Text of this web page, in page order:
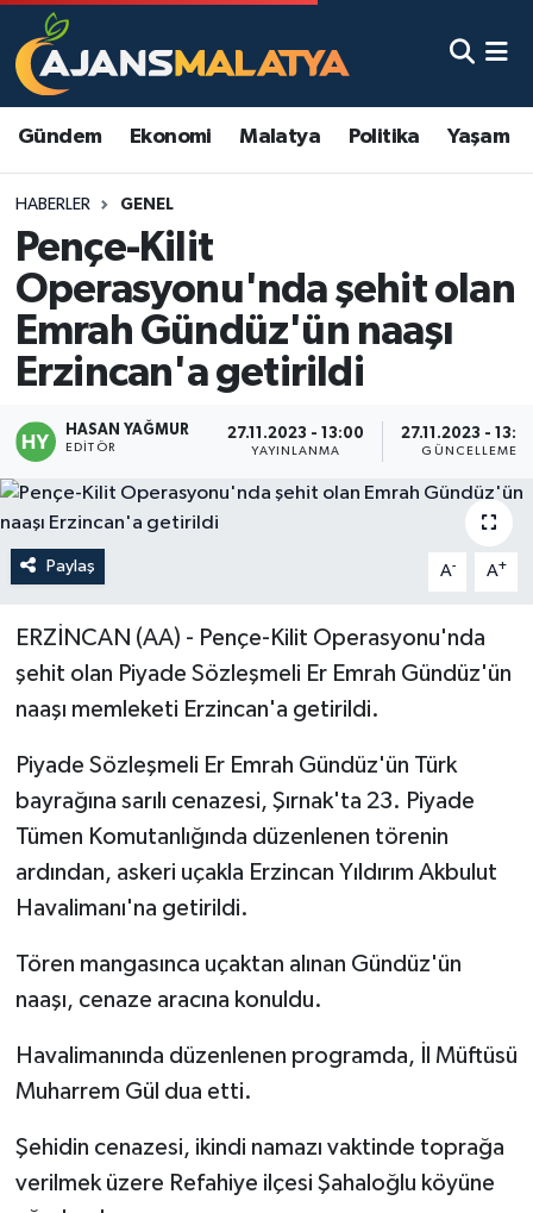
Gündem Ekonomi Malatya Politika Yaşam
HABERLER GENEL
Pençe-Kilit
Operasyonu'nda şehit olan
Emrah Gündüz'ün naaşı
Erzincan'a getirildi
HASAN YAĞMUR
EDITÖR
27.11.2023 - 13:00
YAYINLANMA
27.11.2023 -
GÜNCELLEME
Paylaş A- A+
ERZİNCAN (AA) - Pençe-Kilit Operasyonu'nda
şehit olan Piyade Sözleşmeli Er Emrah Gündüz'ün
naaşı memleketi Erzincan'a getirildi.
Piyade Sözleşmeli Er Emrah Gündüz'ün Türk
bayrağına sarılı cenazesi, Şırnak'ta 23. Piyade
Tümen Komutanlığında düzenlenen törenin
ardından, askeri uçakla Erzincan Yıldırım Akbulut
Havalimanı'na getirildi.
Tören mangasınca uçaktan alınan Gündüz'ün
naaşı, cenaze aracına konuldu.
Havalimanında düzenlenen programda, İl Müftüsü
Muharrem Gül dua etti.
Şehidin cenazesi, ikindi namazı vaktinde toprağa
verilmek üzere Refahiye ilçesi Şahaloğlu köyüne
Asayiş
Eğitim
Ekonomi
Gündem
Kültür & Sanat
Magazin
Politika
Sağlık
Teknoloji
Yaşam
Malatya Nöbetçi Eczaneler
Malatya Namaz Vakitleri
Malatya Trafik Yoğunluk Haritası
TFF 3.Lig 2.Grup Puan Durumu ve Fikstür
Son Dakika Haberleri
Haber Arşivi